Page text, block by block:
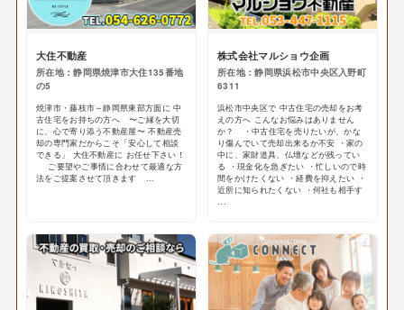
大住不動産
所在地：静岡県焼津市大住135番地
の5
焼津市・藤枝市～静岡県東部方面に 中
古住宅をお持ちの方へ 〜ご縁を大切
に、心で寄り添う不動産屋〜 不動産売
却の専門家だからこそ「安心して相談
できる」 大住不動産に お任せ下さい！
ご要望やご事情に合わせて最適な方
法をご提案させて頂きます ...
株式会社マルショウ企画
所在地：静岡県浜松市中央区入野町
6311
浜松市中央区で 中古住宅の売却をお考
えの方へ こんなお悩みはありません
か？ ・中古住宅を売りたいが、かな
り傷んでいて売却出来るか不安 ・家の
中に、家財道具、仏壇などが残ってい
る ・現金化を急ぎたい ・忙しいので時
間をかけたくない ・経費を抑えたい ・
近所に知られたくない ・何社も相手す
...